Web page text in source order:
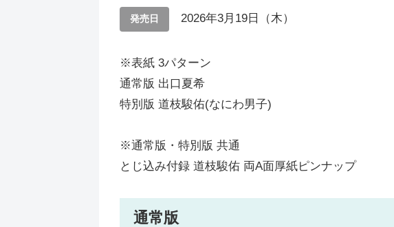
発売日 2026年3月19日（木）
※表紙 3パターン
通常版 出口夏希
特別版 道枝駿佑(なにわ男子)
※通常版・特別版 共通
とじ込み付録 道枝駿佑 両A面厚紙ピンナップ
通常版